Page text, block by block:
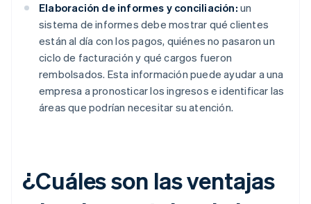
Elaboración de informes y conciliación: un
sistema de informes debe mostrar qué clientes
están al día con los pagos, quiénes no pasaron un
ciclo de facturación y qué cargos fueron
rembolsados. Esta información puede ayudar a una
empresa a pronosticar los ingresos e identificar las
áreas que podrían necesitar su atención.
¿Cuáles son las ventajas